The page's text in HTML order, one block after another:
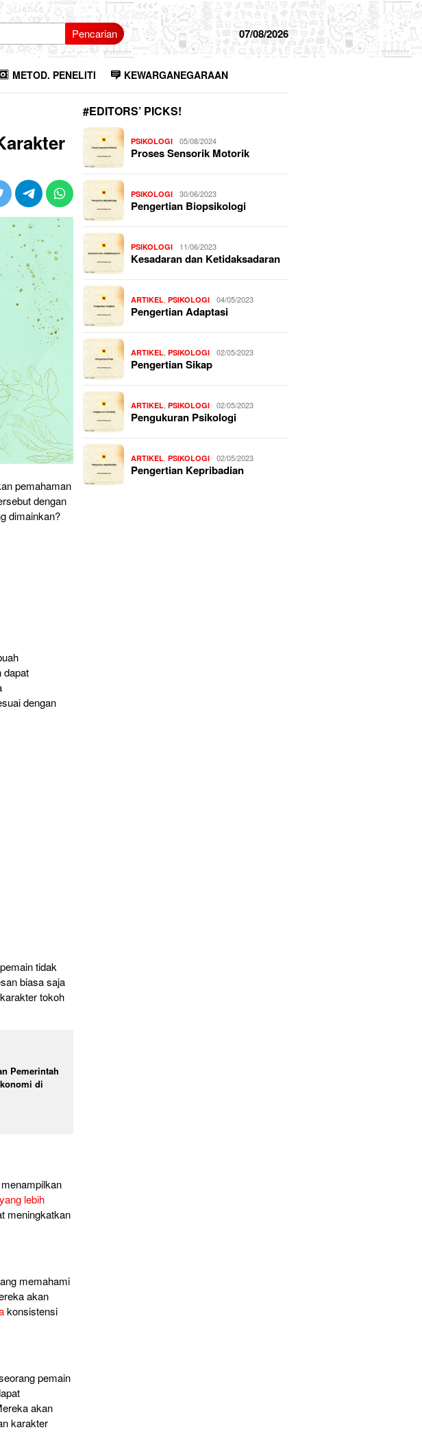
Pencarian 07/08/2026
METOD. PENELITI KEWARGANEGARAAN
pemahaman
dengan
dimainkan?
dapat
dengan
tidak
biasa saja
tokoh
Pemerintah
di
lebih
meningkatkan
memahami
akan
konsistensi
pemain
akan
karakter
#EDITORS’ PICKS!
PSIKOLOGI 05/08/2024
Proses Sensorik Motorik
PSIKOLOGI 30/06/2023
Pengertian Biopsikologi
PSIKOLOGI 11/06/2023
Kesadaran dan Ketidaksadaran
ARTIKEL ,PSIKOLOGI 04/05/2023
Pengertian Adaptasi
ARTIKEL ,PSIKOLOGI 02/05/2023
Pengertian Sikap
ARTIKEL ,PSIKOLOGI 02/05/2023
Pengukuran Psikologi
ARTIKEL ,PSIKOLOGI 02/05/2023
Pengertian Kepribadian